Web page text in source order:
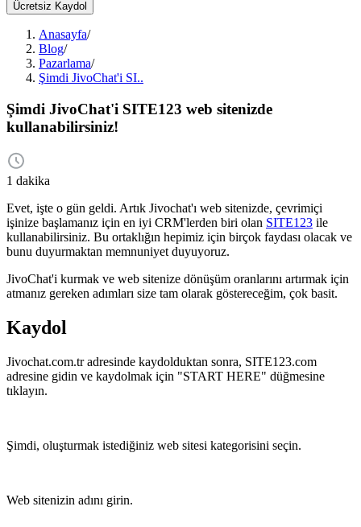
Ücretsiz Kaydol
Anasayfa/
Blog/
Pazarlama/
Şimdi JivoChat'i SI..
Şimdi JivoChat'i SITE123 web sitenizde
kullanabilirsiniz!
1 dakika
Evet, işte o gün geldi. Artık Jivochat'ı web sitenizde, çevrimiçi
işinize başlamanız için en iyi CRM'lerden biri olan SITE123 ile
kullanabilirsiniz. Bu ortaklığın hepimiz için birçok faydası olacak ve
bunu duyurmaktan memnuniyet duyuyoruz.
JivoChat'i kurmak ve web sitenize dönüşüm oranlarını artırmak için
atmanız gereken adımları size tam olarak göstereceğim, çok basit.
Kaydol
Jivochat.com.tr adresinde kaydolduktan sonra, SITE123.com
adresine gidin ve kaydolmak için "START HERE" düğmesine
tıklayın.
Şimdi, oluşturmak istediğiniz web sitesi kategorisini seçin.
Web sitenizin adını girin.